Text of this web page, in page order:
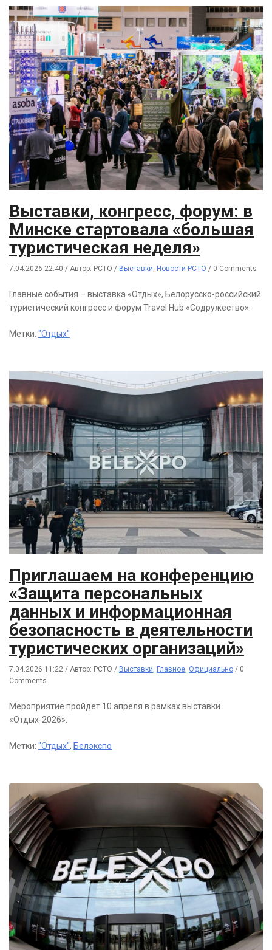
Выставки, конгресс, форум: в
Минске стартовала «большая
туристическая неделя»
7.04.2026 22:40 / Автор: РСТО / Выставки Новости РСТО / 0 Comments
Главные события – выставка «Отдых», Белорусско-российский
туристический конгресс и форум Travel Hub «Содружество».
Метки: "Отдых"
Приглашаем на конференцию
«Защита персональных
данных и информационная
безопасность в деятельности
туристических организаций»
7.04.2026 11:22 / Автор: РСТО / Выставки, Главное, Официально / 0
Comments
Мероприятие пройдет 10 апреля в рамках выставки
«Отдых-2026».
Метки: "Отдых", Белэкспо